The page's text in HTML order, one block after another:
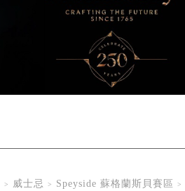
威士忌 Speyside 蘇格蘭斯貝賽區